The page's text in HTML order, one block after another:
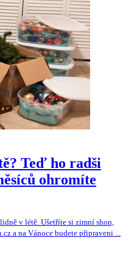
Teď ho radši
ohromíte
v létě. Ušetříte si zimní shon,
a na Vánoce budete připraveni ...